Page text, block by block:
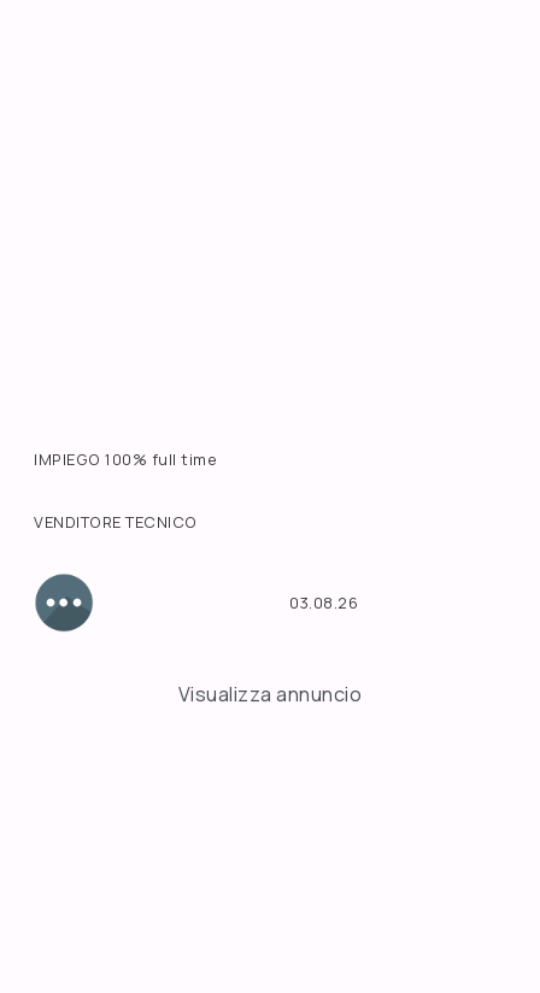
IMPIEGO 100% full time
VENDITORE TECNICO
03.08.26
Visualizza annuncio